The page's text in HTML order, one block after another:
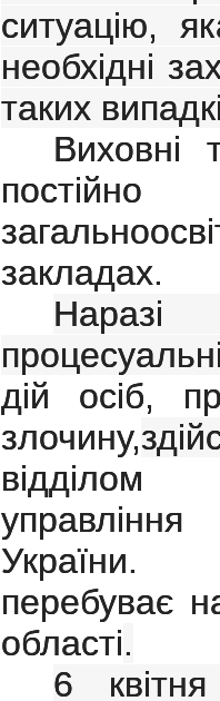
ситуацію,
необхідні
таких
Виховні
закладах.
дій осіб,
злочину,
відділом
управління
України.
перебуває
області.
6